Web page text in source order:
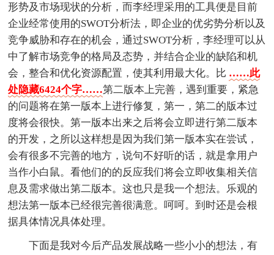
形势及市场现状的分析，而李经理采用的工具便是目前
企业经常使用的SWOT分析法，即企业的优劣势分析以及
竞争威胁和存在的机会，通过SWOT分析，李经理可以从
中了解市场竞争的格局及态势，并结合企业的缺陷和机
会，整合和优化资源配置，使其利用最大化。比 ……此
处隐藏6424个字……第二版本上完善，遇到重要，紧急
的问题将在第一版本上进行修复，第一，第二的版本过
度将会很快。第一版本出来之后将会立即进行第二版本
的开发，之所以这样想是因为我们第一版本实在尝试，
会有很多不完善的地方，说句不好听的话，就是拿用户
当作小白鼠。看他们的的反应我们将会立即收集相关信
息及需求做出第二版本。这也只是我一个想法。乐观的
想法第一版本已经很完善很满意。呵呵。到时还是会根
据具体情况具体处理。
下面是我对今后产品发展战略一些小小的想法，有